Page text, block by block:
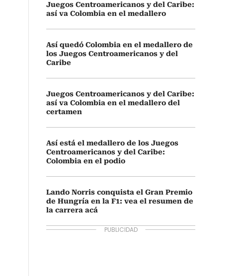
Juegos Centroamericanos y del Caribe:
así va Colombia en el medallero
Así quedó Colombia en el medallero de
los Juegos Centroamericanos y del
Caribe
Juegos Centroamericanos y del Caribe:
así va Colombia en el medallero del
certamen
Así está el medallero de los Juegos
Centroamericanos y del Caribe:
Colombia en el podio
Lando Norris conquista el Gran Premio
de Hungría en la F1: vea el resumen de
la carrera acá